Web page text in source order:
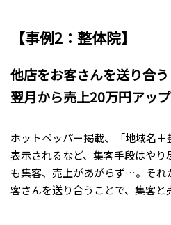
【事例2：整体院】
他店をお客さんを送り合
翌月から売上20万円アップ
ホットペッパー掲載、「地域名
表示されるなど、集客手段はや
も集客、売上があがらず…。それ
客さんを送り合うことで、集客と